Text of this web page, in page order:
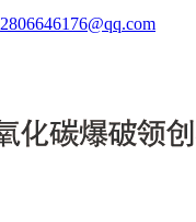
2806646176@qq.com